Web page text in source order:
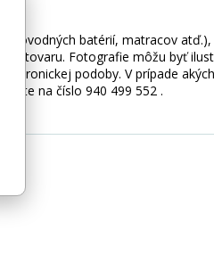
batérií, matracov
tovaru. Fotografie môžu byť
podoby. V prípade
na číslo 940 499 552 .